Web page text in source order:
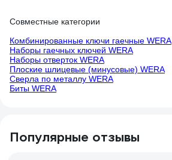
Совместные категории
Комбинированные ключи гаечные WERA
Наборы гаечных ключей WERA
Наборы отверток WERA
Плоские шлицевые (минусовые) WERA
Сверла по металлу WERA
Биты WERA
Популярные отзывы